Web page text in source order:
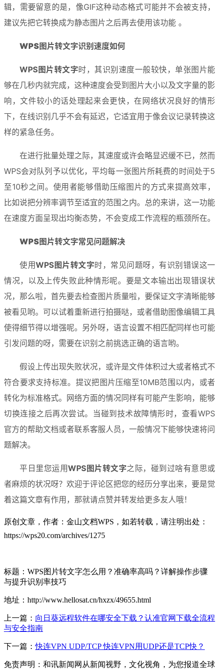
辑，需要留意的是，像GIF这种动态格式可能并不会被支持，
建议先把它转换成为静态图片之后再去使用该功能 。
WPS图片转文字识别速度如何
WPS图片转文字时，其识别速度一般较快，单张图片能
够在几秒内就完成，这种速度会受到图片大小以及文字量的影
响，文件较小的话处理起来会更快，在网络状况良好的情形
下，在线识别几乎不会有延迟，它适宜用于像会议记录转换这
样的紧急任务。
在进行批量处理之际，其速度或许会略显迟缓不已，然而
WPS会对队列予以优化，平均每一张图片所耗费的时间处于5
至10秒之间。使用者能够借助压缩图片的方式来提高效率，
比如说把分辨率调节至适宜的范围之内。总的来讲，这一功能
在速度方面呈现出均衡态势，不会变成工作流程的瓶颈所在。
WPS图片转文字常见问题解决
使用WPS图片转文字时，常见问题呀，有识别错误这一
情况，以及上传失败此种情形呢。要是文本输出出现错误状
况，那么啦，首先要去检查图片质量啦，要保证文字清晰能够
被看见哟。可以试着重新进行拍摄哒，或者借助图像编辑工具
使得细节得以增强呢。另外呀，语言设置不相匹配同样也可能
引发问题的呀，需要在识别之前挑选正确的语言哟。
假设上传出现失败状况，或许是文件体积过大或者格式不
符合要求支持标准。提议把图片压缩至10MB范围以内，或者
转化为标准格式。网络方面的情况同样有可能产生影响，能够
切换连接之后再次尝试。当碰到技术故障情形时，查看WPS
官方的帮助文档或者联系客服人员，一般情况下能够快速将问
题解决。
平日里您运用WPS图片转文字之际，碰到过啥有意思或
者麻烦的状况呀？欢迎于评论区把您的经历分享出来，要是觉
着这篇文章有作用，那就请点赞并转发给更多友人哦！
原创文章，作者：金山文档WPS，如若转载，请注明出处：
https://wps20.com/archives/1275
标题：WPS图片转文字怎么用？准确率高吗？详解操作步骤
与提升识别率技巧
地址：http://www.hellosat.cn/hxzx/49655.html
上一篇： 向日葵远程软件在哪安全下载？认准官网下载全流程
与安全指南
下一篇：快连VPN UDP/TCP 快连VPN用UDP还是TCP快？
免责声明：和讯新闻网从新闻视野，文化视角，为您报道全球